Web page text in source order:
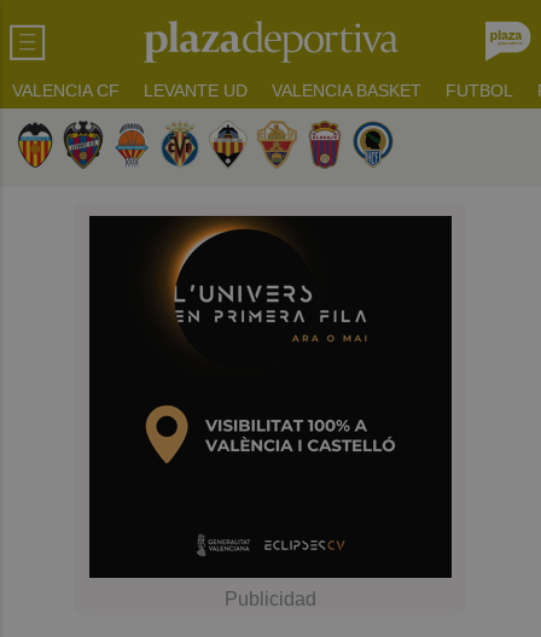
VALENCIA CF LEVANTE UD VALENCIA BASKET FUTBOL